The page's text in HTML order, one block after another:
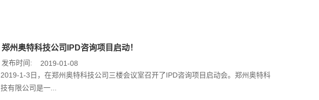
郑州奥特科技公司IPD咨询项目启动！
2019-01-08
发布时间:
2019-1-3日，在郑州奥特科技公司三楼会议室召开了IPD咨询项目启动会。郑州奥特科
技有限公司是一...